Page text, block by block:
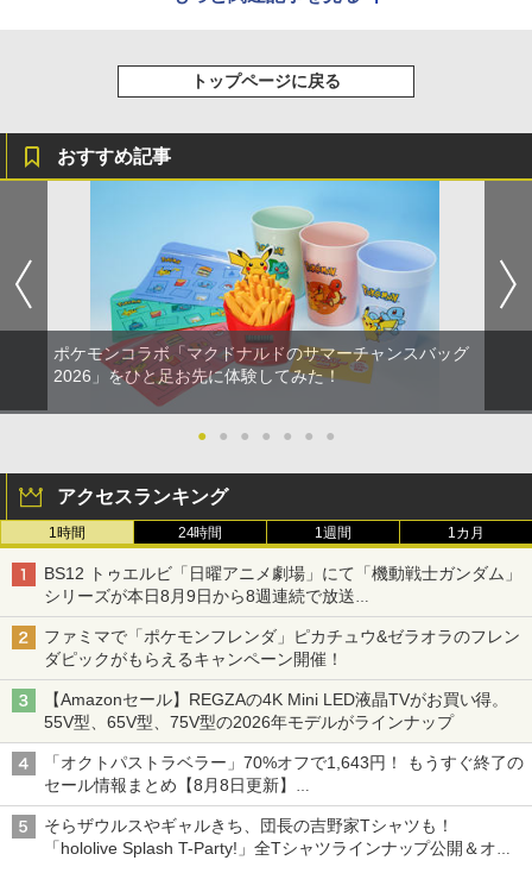
トップページに戻る
おすすめ記事
ポケモンコラボ「マクドナルドのサマーチャンスバッグ
2026」をひと足お先に体験してみた！
● ● ● ● ● ● ●
アクセスランキング
1時間 24時間 1週間 1カ月
BS12 トゥエルビ「日曜アニメ劇場」にて「機動戦士ガンダム」
シリーズが本日8月9日から8週連続で放送
初回は「機動戦士ガンダム【HDリマスター版】」
ファミマで「ポケモンフレンダ」ピカチュウ&ゼラオラのフレン
ダピックがもらえるキャンペーン開催！
【Amazonセール】REGZAの4K Mini LED液晶TVがお買い得。
55V型、65V型、75V型の2026年モデルがラインナップ
「オクトパストラベラー」70%オフで1,643円！ もうすぐ終了の
セール情報まとめ【8月8日更新】
ニンテンドーeショップでは「大神 絶景版」が67%オフで990円
そらザウルスやギャルきち、団長の吉野家Tシャツも！
「hololive Splash T-Party!」全Tシャツラインナップ公開＆オン